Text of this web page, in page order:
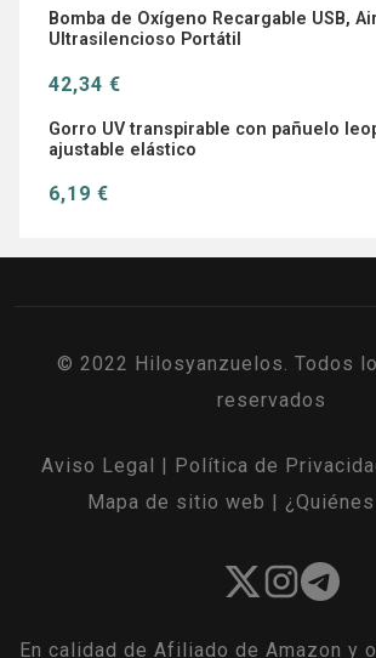
Bomba de Oxígeno Recargable USB,
Ultrasilencioso Portátil
42,34 €
Gorro UV transpirable con pañuelo
ajustable elástico
6,19 €
© 2022 Hilosyanzuelos. Todos
reservados
Aviso Legal Política de
Mapa de sitio web
En calidad de Afiliado de Amazon y